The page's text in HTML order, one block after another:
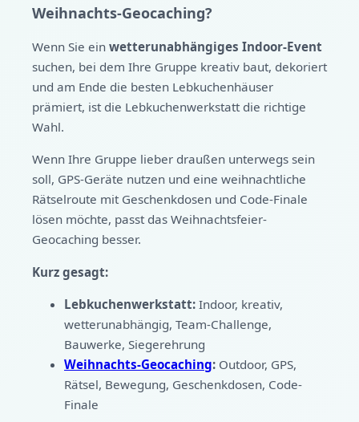
Weihnachts-Geocaching?
Wenn Sie ein wetterunabhängiges Indoor-Event
suchen, bei dem Ihre Gruppe kreativ baut, dekoriert
und am Ende die besten Lebkuchenhäuser
prämiert, ist die Lebkuchenwerkstatt die richtige
Wahl.
Wenn Ihre Gruppe lieber draußen unterwegs sein
soll, GPS-Geräte nutzen und eine weihnachtliche
Rätselroute mit Geschenkdosen und Code-Finale
lösen möchte, passt das Weihnachtsfeier-
Geocaching besser.
Kurz gesagt:
Lebkuchenwerkstatt: Indoor, kreativ,
wetterunabhängig, Team-Challenge,
Bauwerke, Siegerehrung
Weihnachts-Geocaching: Outdoor, GPS,
Rätsel, Bewegung, Geschenkdosen, Code-
Finale